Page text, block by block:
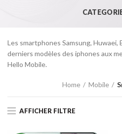
Les smartphones Samsung, Huwaei,
derniers modèles des iphones aux
Hello Mobile.
Home Mobile
AFFICHER FILTRE